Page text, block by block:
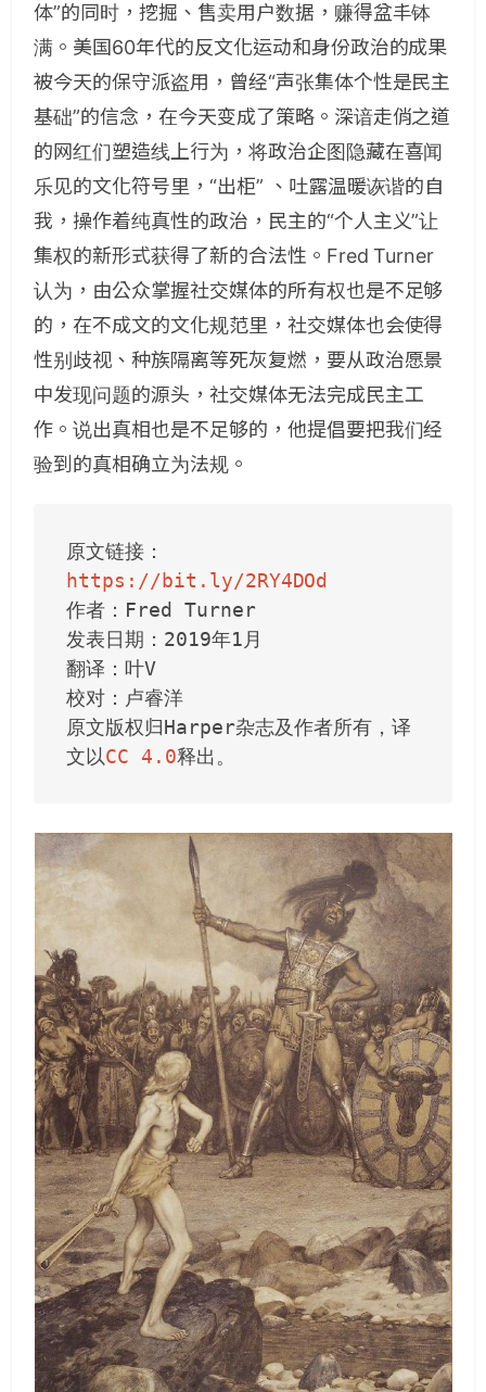
体”的同时，挖掘、售卖用户数据，赚得盆丰钵
满。美国60年代的反文化运动和身份政治的成果
被今天的保守派盗用，曾经“声张集体个性是民主
基础”的信念，在今天变成了策略。深谙走俏之道
的网红们塑造线上行为，将政治企图隐藏在喜闻
乐见的文化符号里，“出柜” 、吐露温暖诙谐的自
我，操作着纯真性的政治，民主的“个人主义”让
集权的新形式获得了新的合法性。Fred Turner
认为，由公众掌握社交媒体的所有权也是不足够
的，在不成文的文化规范里，社交媒体也会使得
性别歧视、种族隔离等死灰复燃，要从政治愿景
中发现问题的源头，社交媒体无法完成民主工
作。说出真相也是不足够的，他提倡要把我们经
验到的真相确立为法规。
原文链接：
https://bit.ly/2RY4DOd
作者：Fred Turner
发表日期：2019年1月
翻译：叶V
校对：卢睿洋
原文版权归Harper杂志及作者所有，译
文以CC 4.0释出。